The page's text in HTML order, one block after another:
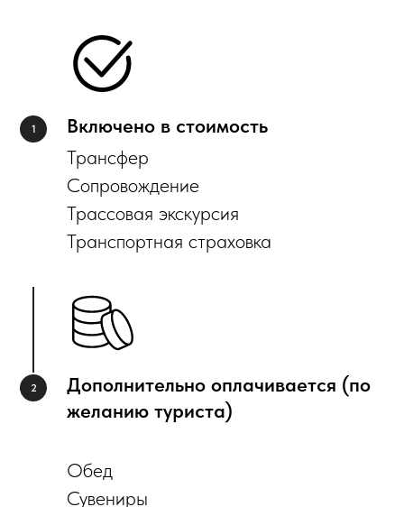
Включено в стоимость
Трансфер
Сопровождение
Трассовая экскурсия
Транспортная страховка
Дополнительно оплачивается (по
желанию туриста)
Обед
Сувениры